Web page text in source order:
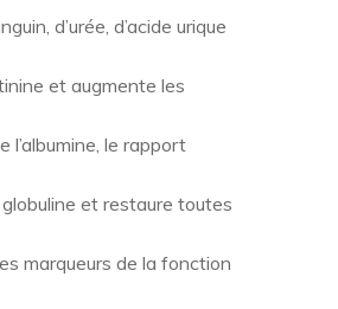
d’urée, d’acide urique
et augmente les
l’albumine, le rapport
et restaure toutes
marqueurs de la fonction